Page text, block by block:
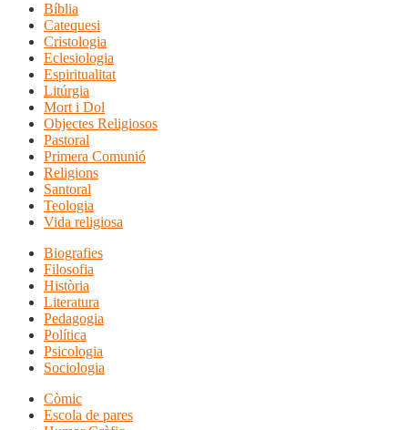
Bíblia
Catequesi
Cristologia
Eclesiologia
Espiritualitat
Litúrgia
Mort i Dol
Objectes Religiosos
Pastoral
Primera Comunió
Religions
Santoral
Teologia
Vida religiosa
Biografies
Filosofia
Història
Literatura
Pedagogia
Política
Psicologia
Sociologia
Còmic
Escola de pares